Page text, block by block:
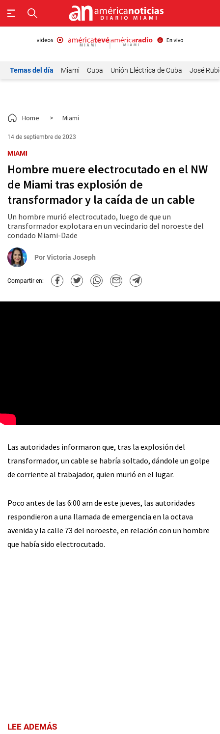
Temas del día Miami Cuba Unión Eléctrica de Cuba José
Home > Miami
14 de septiembre de 2023
MIAMI
Hombre muere electrocutado en el NW
de Miami tras explosión de
transformador y la caída de un cable
Un hombre murió electrocutado, luego de que un
transformador explotara en un vecindario del noroeste del
condado Miami-Dade
PorVictoria Joseph
Compartir en:
Las autoridades informaron que, tras la explosión del
transformador, un cable se habría soltado, dándole un golpe
de corriente al trabajador, quien murió en el lugar.
Poco antes de las 6:00 am de este jueves, las autoridades
respondieron a una llamada de emergencia en la octava
avenida y la calle 73 del noroeste, en relación con un hombre
que había sido electrocutado.
LEE ADEMÁS